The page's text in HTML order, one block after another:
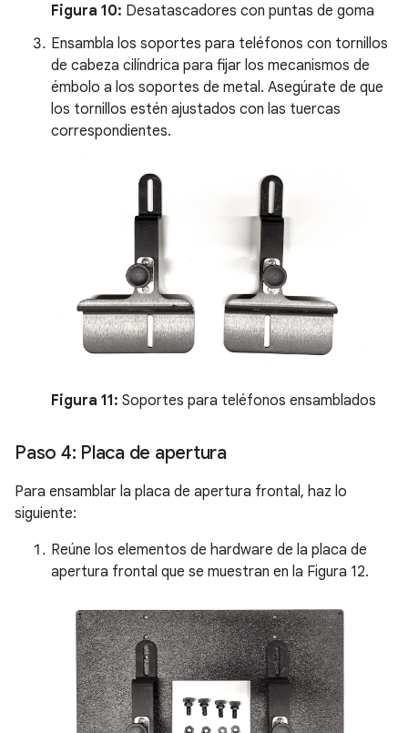
Figura 10: Desatascadores con puntas de goma
Ensambla los soportes para teléfonos con tornillos
de cabeza cilíndrica para fijar los mecanismos de
émbolo a los soportes de metal. Asegúrate de que
los tornillos estén ajustados con las tuercas
correspondientes.
Figura 11: Soportes para teléfonos ensamblados
Paso 4: Placa de apertura
Para ensamblar la placa de apertura frontal, haz lo
siguiente:
Reúne los elementos de hardware de la placa de
apertura frontal que se muestran en la Figura 12.